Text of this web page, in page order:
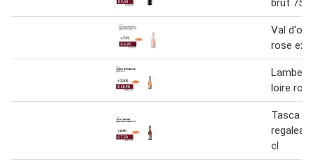
brut 75
Val
rose
loire
Tasca
regaleali
cl